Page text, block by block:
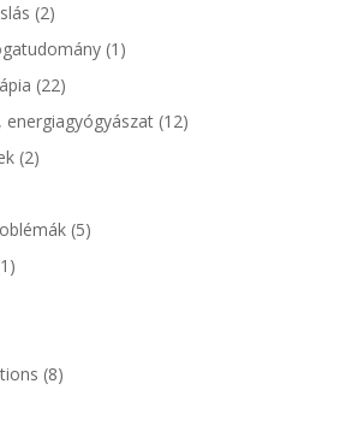
(2)
(1)
(22)
energiagyógyászat(12)
(2)
(5)
(8)